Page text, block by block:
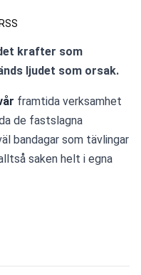
RSS
krafter som
ljudet som orsak.
framtida verksamhet
de fastslagna
bandagar som tävlingar
saken helt i egna